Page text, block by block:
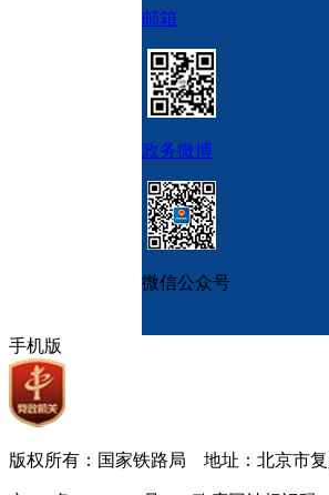
邮箱
政务微博
微信公众号
手机版
版权所有：国家铁路局 地址：北京市复